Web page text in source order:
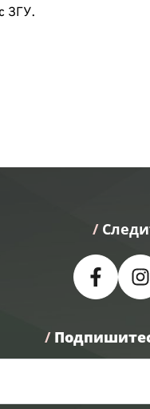
ЗГУ.
/
/